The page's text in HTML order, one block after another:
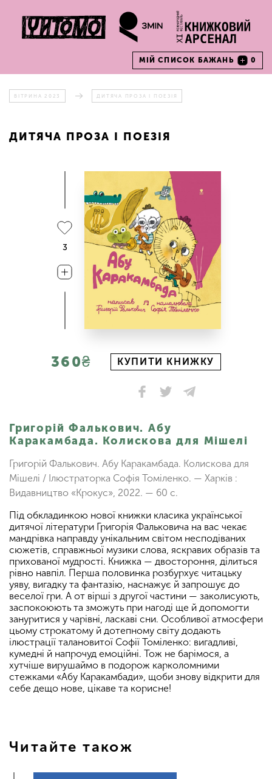
МІЙ СПИСОК БАЖАНЬ 0
ВІТРИНА 2023 ДИТЯЧА ПРОЗА І ПОЕЗІЯ
ДИТЯЧА ПРОЗА І ПОЕЗІЯ
3
360₴ КУПИТИ КНИЖКУ
Григорій Фалькович. Абу
Каракамбада. Колискова для Мішелі
Григорій Фалькович. Абу Каракамбада. Колискова для
Мішелі / Ілюстраторка Софія Томіленко. — Харків :
Видавництво «Крокус», 2022. — 60 с.
Під обкладинкою нової книжки класика української
дитячої літератури Григорія Фальковича на вас чекає
мандрівка направду унікальним світом несподіваних
сюжетів, справжньої музики слова, яскравих образів та
прихованої мудрості. Книжка — двостороння, ділиться
рівно навпіл. Перша половинка розбурхує читацьку
уяву, вигадку та фантазію, наснажує й запрошує до
веселої гри. А от вірші з другої частини — заколисують,
заспокоюють та зможуть при нагоді ще й допомогти
зануритися у чарівні, ласкаві сни. Особливої атмосфери
цьому строкатому й дотепному світу додають
ілюстрації талановитої Софії Томіленко: вигадливі,
кумедні й напрочуд емоційні. Тож не барімося, а
хутчіше вирушаймо в подорож карколомними
стежками «Абу Каракамбади», щоби знову відкрити для
себе дещо нове, цікаве та корисне!
Читайте також